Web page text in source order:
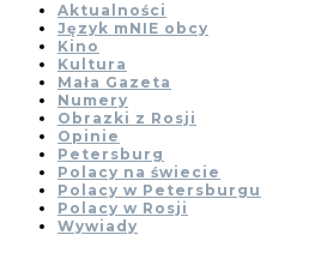
Aktualności
Język mNIE obcy
Kino
Kultura
Mała Gazeta
Numery
Obrazki z Rosji
Opinie
Petersburg
Polacy na świecie
Polacy w Petersburgu
Polacy w Rosji
Wywiady